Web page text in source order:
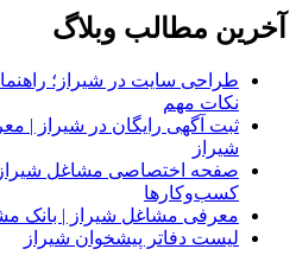
آخرین مطالب وبلاگ
طراحی سایت در شیراز؛
نکات مهم
ثبت آگهی رایگان در شیراز |
شیراز
صفحه اختصاصی مشاغل
کسب‌وکارها
معرفی مشاغل شیراز | بانک
لیست دفاتر پیشخوان شیراز